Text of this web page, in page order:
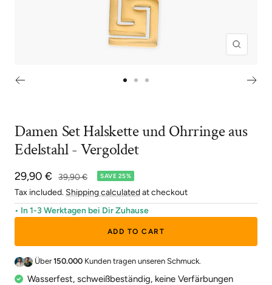
Zoom
1
2 3
Damen Set Halskette und Ohrringe aus
Edelstahl - Vergoldet
Sale
price
29,90 €
Regular
price
39,90 € SAVE 25%
Tax included. Shipping calculatedat checkout
• In 1-3 Werktagen bei Dir Zuhause
ADD TO CART
Über150.000 Kunden tragen unseren Schmuck.
Wasserfest, schweißbeständig, keine Verfärbungen